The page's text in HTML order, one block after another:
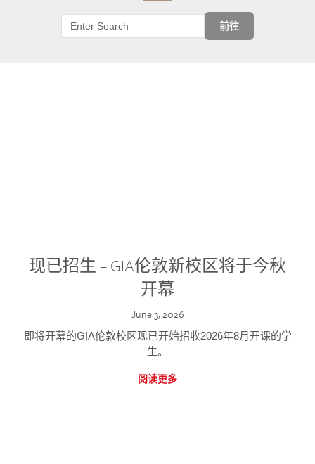
前往
现已招生 – GIA伦敦新校区将于今秋
开幕
June 3, 2026
即将开幕的GIA伦敦校区现已开始招收2026年8月开课的学
生。
阅读更多